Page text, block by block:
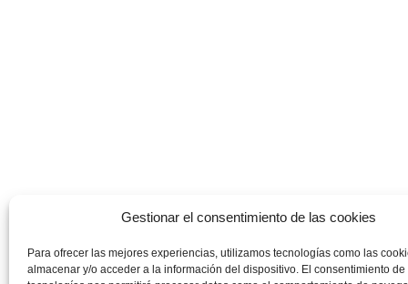
Gestionar el consentimiento de las cookies
Para ofrecer las mejores experiencias, utilizamos tecnologías como las
almacenar y/o acceder a la información del dispositivo. El consentimiento de